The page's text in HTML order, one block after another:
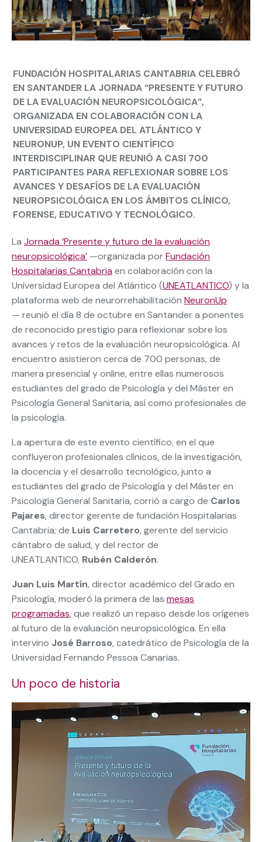
FUNDACIÓN HOSPITALARIAS CANTABRIA CELEBRÓ
EN SANTANDER LA JORNADA “PRESENTE Y FUTURO
DE LA EVALUACIÓN NEUROPSICOLÓGICA”,
ORGANIZADA EN COLABORACIÓN CON LA
UNIVERSIDAD EUROPEA DEL ATLÁNTICO Y
NEURONUP, UN EVENTO CIENTÍFICO
INTERDISCIPLINAR QUE REUNIÓ A CASI 700
PARTICIPANTES PARA REFLEXIONAR SOBRE LOS
AVANCES Y DESAFÍOS DE LA EVALUACIÓN
NEUROPSICOLÓGICA EN LOS ÁMBITOS CLÍNICO,
FORENSE, EDUCATIVO Y TECNOLÓGICO.
La Jornada ‘Presente y futuro de la evaluación
neuropsicológica’ —organizada porFundación
Hospitalarias Cantabria en colaboración con la
Universidad Europea del Atlántico (UNEATLANTICO) y la
plataforma web de neurorrehabilitación NeuronUp
— reunió el día 8 de octubre en Santander a ponentes
de reconocido prestigio para reflexionar sobre los
avances y retos de la evaluación neuropsicológica. Al
encuentro asistieron cerca de 700 personas, de
manera presencial y online, entre ellas numerosos
estudiantes del grado de Psicología y del Máster en
Psicología General Sanitaria, así como profesionales de
la psicología.
La apertura de este evento científico, en el que
confluyeron profesionales clínicos, de la investigación,
la docencia y el desarrollo tecnológico, junto a
estudiantes del grado de Psicología y del Máster en
Psicología General Sanitaria, corrió a cargo de Carlos
Pajares, director gerente de fundación Hospitalarias
Cantabria; de Luis Carretero, gerente del servicio
cántabro de salud, y del rector de
UNEATLANTICO, Rubén Calderón.
Juan Luis Martín, director académico del Grado en
Psicología, moderó la primera de las mesas
programadas, que realizó un repaso desde los orígenes
al futuro de la evaluación neuropsicológica. En ella
intervino José Barroso, catedrático de Psicología de la
Universidad Fernando Pessoa Canarias.
Un poco de historia